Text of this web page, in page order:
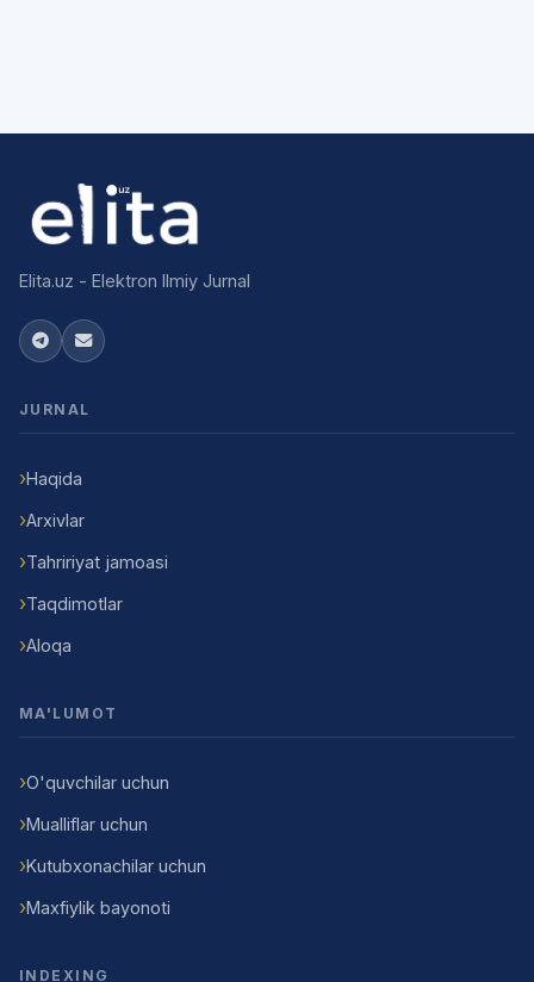
Elita.uz - Elektron Ilmiy Jurnal
JURNAL
Haqida
Arxivlar
Tahririyat jamoasi
Taqdimotlar
Aloqa
MA'LUMOT
O'quvchilar uchun
Mualliflar uchun
Kutubxonachilar uchun
Maxfiylik bayonoti
INDEXING